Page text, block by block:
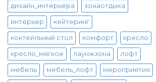
дизайн_интерьера зонаотдыха
интерьер кейтеринг
коктейльный стол комфорт кресло
кресло_мягкое лаунжзона лофт
мебель мебель_лофт мероприятия